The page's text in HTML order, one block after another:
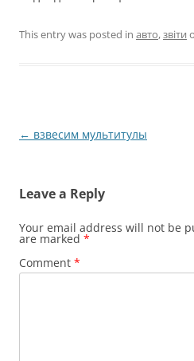
This entry was posted in авто,звіти
Post
← взвесим мультитулы
Leave a Reply
Your email address will not be
are marked *
Comment *